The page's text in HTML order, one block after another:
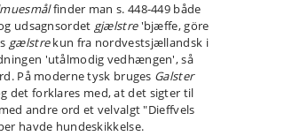
finder man s. 448-449 både
udsagnsordet gjælstre'bjæffe, göre
gælstrekun fra nordvestsjællandsk i
'utålmodig vedhængen', så
På moderne tysk bruges Galster
det forklares med, at det sigter til
andre ord et velvalgt "Dieffvels
havde hundeskikkelse.